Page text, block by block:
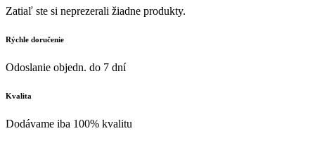
Zatiaľ ste si neprezerali žiadne produkty.
Rýchle doručenie
Odoslanie objedn. do 7 dní
Kvalita
Dodávame iba 100% kvalitu